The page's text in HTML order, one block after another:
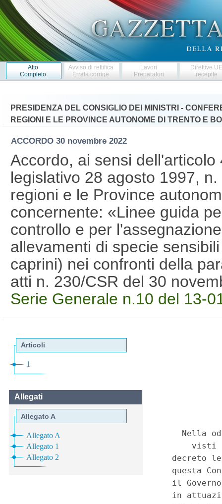
Atto
Completo
Avviso di rettifica
Errata corrige
Lavori
Preparatori
Direttive
recepite
PRESIDENZA DEL CONSIGLIO DEI MINISTRI -
REGIONI E LE PROVINCE AUTONOME DI TRENTO E
ACCORDO 30 novembre 2022
Accordo, ai sensi
legislativo 28 agosto 1997,
regioni e le Province
concernente: «Linee guida
controllo e per
allevamenti di specie
caprini) nei confronti della
atti n. 230/CSR del 30
Serie Generale n.10 del 13-